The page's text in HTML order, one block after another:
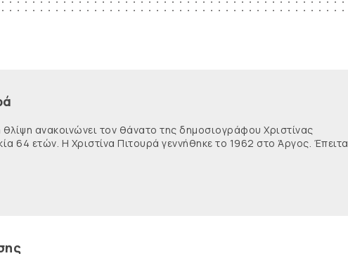
θλίψη ανακοινώνει τον θάνατο της δημοσιογράφου Χριστίνας
64 ετών. Η Χριστίνα Πιτουρά γεννήθηκε το 1962 στο Άργος. Έπειτα